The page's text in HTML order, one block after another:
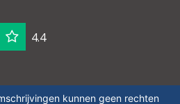
4.4
kunnen geen rechten